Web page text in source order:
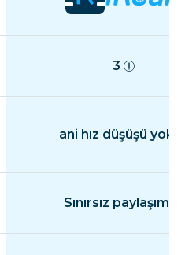
3
ani hız düşüşü yok
Sınırsız paylaşım